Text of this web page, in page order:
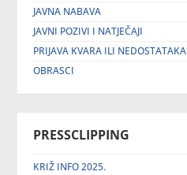
JAVNA NABAVA
JAVNI POZIVI I NATJEČAJI
PRIJAVA KVARA ILI NEDOSTATAKA
OBRASCI
PRESSCLIPPING
KRIŽ INFO 2025.